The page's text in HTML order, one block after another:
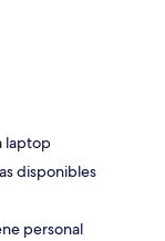
laptop
disponibles
personal